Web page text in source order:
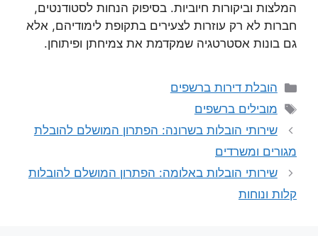
המלצות וביקורות חיוביות. בסיפוק הנחות לסטודנטים,
חברות לא רק עוזרות לצעירים בתקופת לימודיהם, אלא
גם בונות אסטרטגיה שמקדמת את צמיחתן ופיתוחן.
קטגוריות
הובלת דירות ברשפים
תגיות
מובילים ברשפים
שירותי הובלות בשרונה: הפתרון המושלם להובלת
מגורים ומשרדים
שירותי הובלות באלומה: הפתרון המושלם להובלות
קלות ונוחות